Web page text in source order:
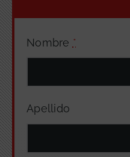
Nombre *
Apellido